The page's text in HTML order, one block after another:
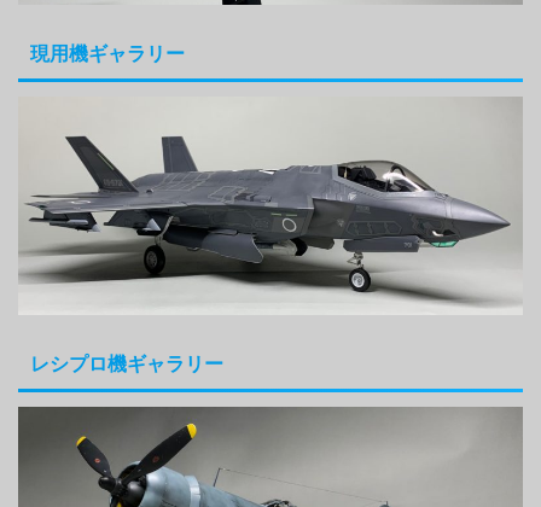
現用機ギャラリー
レシプロ機ギャラリー